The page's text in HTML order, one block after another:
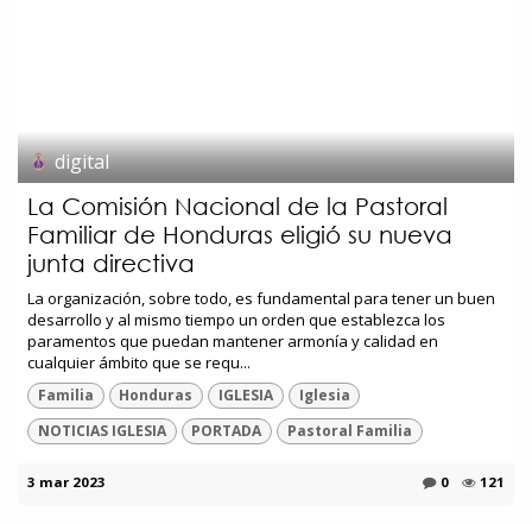
digital
La Comisión Nacional de la Pastoral
Familiar de Honduras eligió su nueva
junta directiva
La organización, sobre todo, es fundamental para tener un buen
desarrollo y al mismo tiempo un orden que establezca los
paramentos que puedan mantener armonía y calidad en
cualquier ámbito que se requ...
Familia Honduras IGLESIA
Iglesia
NOTICIAS IGLESIA
PORTADA Pastoral Familia
3 mar 2023 0 121